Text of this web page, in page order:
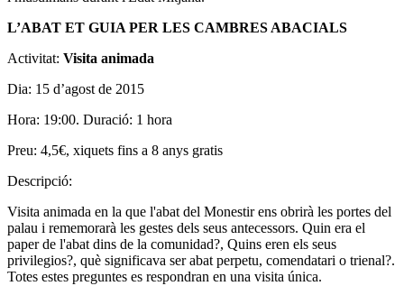
L’ABAT ET GUIA PER LES CAMBRES ABACIALS
Activitat: Visita animada
Dia: 15 d’agost de 2015
Hora: 19:00. Duració: 1 hora
Preu: 4,5€, xiquets fins a 8 anys gratis
Descripció:
Visita animada en la que l'abat del Monestir ens obrirà les portes del
palau i rememorarà les gestes dels seus antecessors. Quin era el
paper de l'abat dins de la comunidad?, Quins eren els seus
privilegios?, què significava ser abat perpetu, comendatari o trienal?.
Totes estes preguntes es respondran en una visita única.